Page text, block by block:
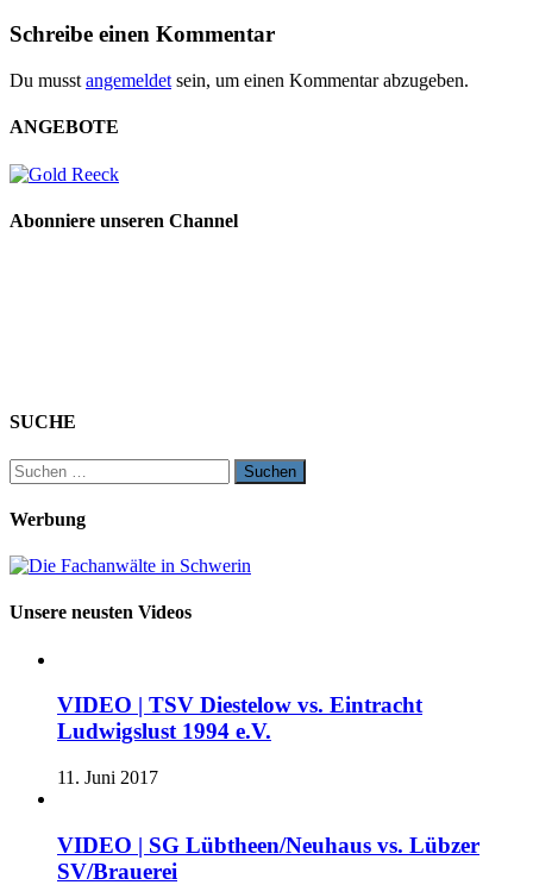
Schreibe einen Kommentar
Du musst angemeldet sein, um einen Kommentar abzugeben.
ANGEBOTE
Abonniere unseren Channel
SUCHE
Suchen
nach:
Werbung
Unsere neusten Videos
VIDEO | TSV Diestelow vs. Eintracht
Ludwigslust 1994 e.V.
11. Juni 2017
VIDEO | SG Lübtheen/Neuhaus vs. Lübzer
SV/Brauerei